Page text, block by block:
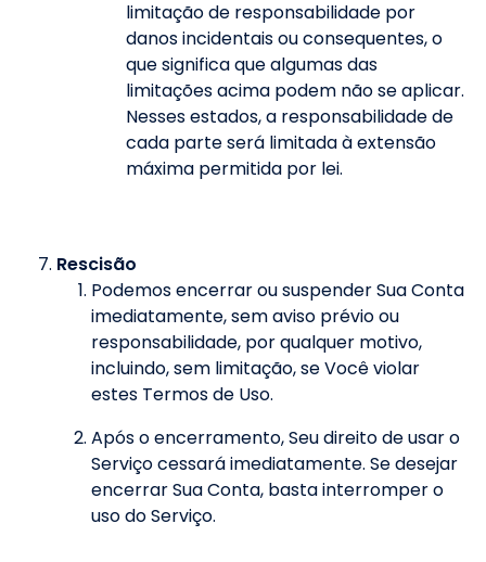
limitação de responsabilidade por
danos incidentais ou consequentes, o
que significa que algumas das
limitações acima podem não se aplicar.
Nesses estados, a responsabilidade de
cada parte será limitada à extensão
máxima permitida por lei.
Rescisão
Podemos encerrar ou suspender Sua Conta
imediatamente, sem aviso prévio ou
responsabilidade, por qualquer motivo,
incluindo, sem limitação, se Você violar
estes Termos de Uso.
Após o encerramento, Seu direito de usar o
Serviço cessará imediatamente. Se desejar
encerrar Sua Conta, basta interromper o
uso do Serviço.